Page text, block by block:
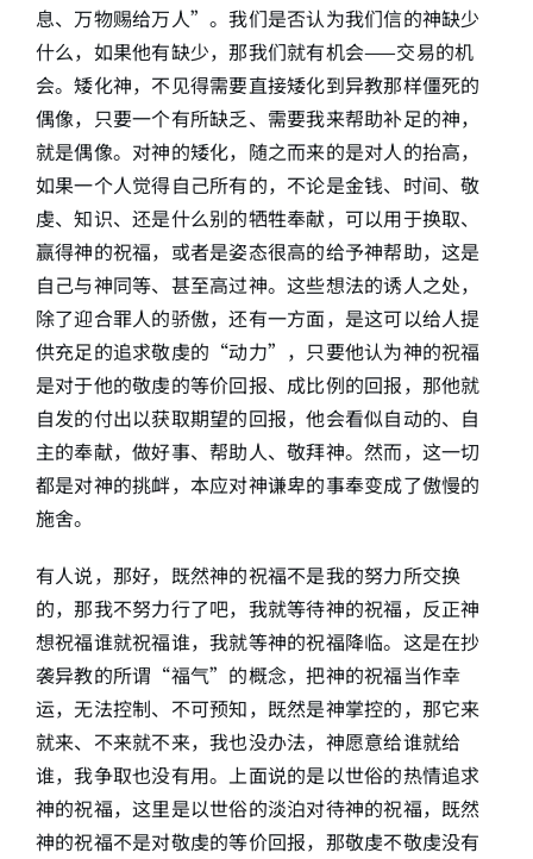
息、万物赐给万人”。我们是否认为我们信的神缺少
什么，如果他有缺少，那我们就有机会——交易的机
会。矮化神，不见得需要直接矮化到异教那样僵死的
偶像，只要一个有所缺乏、需要我来帮助补足的神，
就是偶像。对神的矮化，随之而来的是对人的抬高，
如果一个人觉得自己所有的，不论是金钱、时间、敬
虔、知识、还是什么别的牺牲奉献，可以用于换取、
赢得神的祝福，或者是姿态很高的给予神帮助，这是
自己与神同等、甚至高过神。这些想法的诱人之处，
除了迎合罪人的骄傲，还有一方面，是这可以给人提
供充足的追求敬虔的“动力”，只要他认为神的祝福
是对于他的敬虔的等价回报、成比例的回报，那他就
自发的付出以获取期望的回报，他会看似自动的、自
主的奉献，做好事、帮助人、敬拜神。然而，这一切
都是对神的挑衅，本应对神谦卑的事奉变成了傲慢的
施舍。
有人说，那好，既然神的祝福不是我的努力所交换
的，那我不努力行了吧，我就等待神的祝福，反正神
想祝福谁就祝福谁，我就等神的祝福降临。这是在抄
袭异教的所谓“福气”的概念，把神的祝福当作幸
运，无法控制、不可预知，既然是神掌控的，那它来
就来、不来就不来，我也没办法，神愿意给谁就给
谁，我争取也没有用。上面说的是以世俗的热情追求
神的祝福，这里是以世俗的淡泊对待神的祝福，既然
神的祝福不是对敬虔的等价回报，那敬虔不敬虔没有